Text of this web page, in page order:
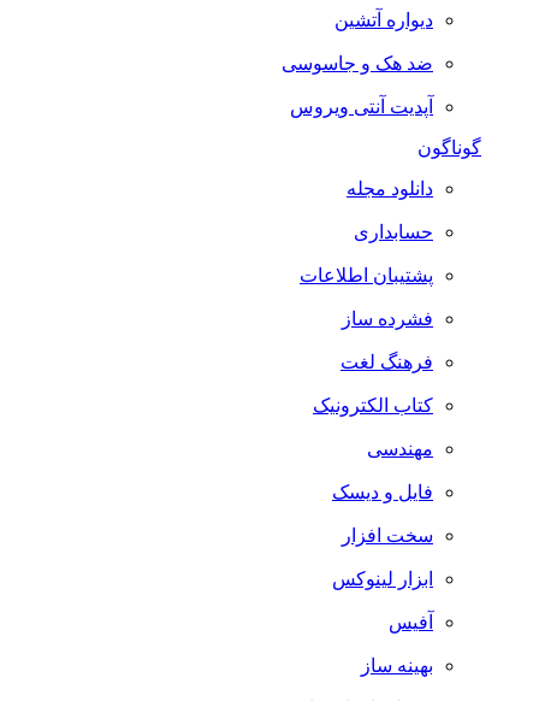
دیواره آتشین
ضد هک و جاسوسی
آپدیت آنتی ویروس
گوناگون
دانلود مجله
حسابداری
پشتیبان اطلاعات
فشرده ساز
فرهنگ لغت
کتاب الکترونیک
مهندسی
فایل و دیسک
سخت افزار
ابزار لینوکس
آفیس
بهینه ساز